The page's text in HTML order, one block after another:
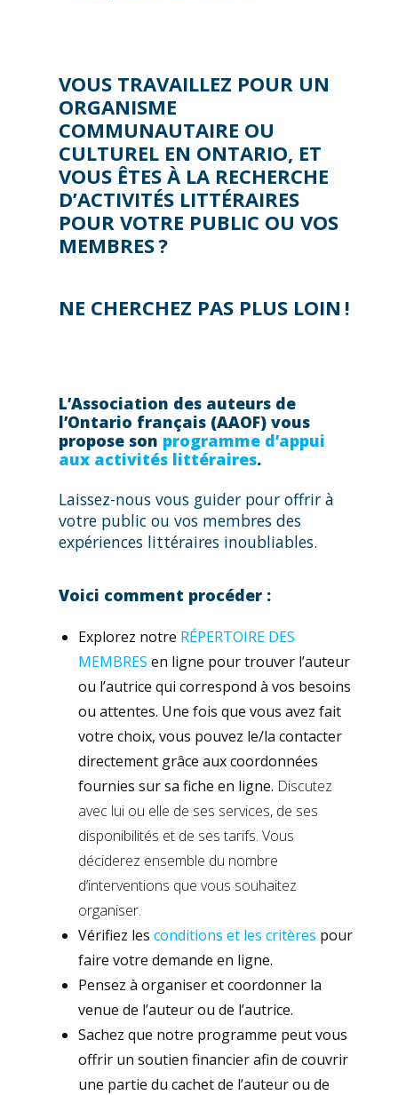
VOUS TRAVAILLEZ POUR UN
ORGANISME
COMMUNAUTAIRE OU
CULTUREL EN ONTARIO, ET
VOUS ÊTES À LA RECHERCHE
D’ACTIVITÉS LITTÉRAIRES
POUR VOTRE PUBLIC OU VOS
MEMBRES ?
NE CHERCHEZ PAS PLUS LOIN !
L’Association des auteurs de
l’Ontario français (AAOF) vous
propose son programme d’appui
aux activités littéraires.
Laissez-nous vous guider pour offrir à
votre public ou vos membres des
expériences littéraires inoubliables.
Voici comment procéder :
Explorez notre RÉPERTOIRE DES
MEMBRES en ligne pour trouver l’auteur
ou l’autrice qui correspond à vos besoins
ou attentes. Une fois que vous avez fait
votre choix, vous pouvez le/la contacter
directement grâce aux coordonnées
fournies sur sa fiche en ligne. Discutez
avec lui ou elle de ses services, de ses
disponibilités et de ses tarifs. Vous
déciderez ensemble du nombre
d’interventions que vous souhaitez
organiser.
Vérifiez les conditions et les critères pour
faire votre demande en ligne.
Pensez à organiser et coordonner la
venue de l’auteur ou de l’autrice.
Sachez que notre programme peut vous
offrir un soutien financier afin de couvrir
une partie du cachet de l’auteur ou de